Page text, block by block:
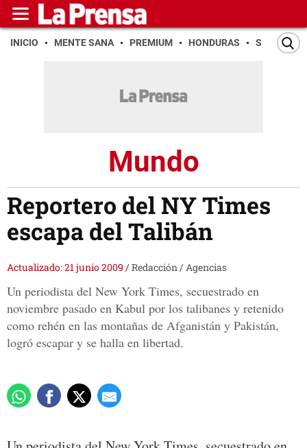
INICIO MENTE SANA PREMIUM HONDURAS SAN PEDRO
Mundo
Reportero del NY Times
escapa del Talibán
Actualizado: 21 junio 2009 /Redacción / Agencias
Un periodista del New York Times, secuestrado en
noviembre pasado en Kabul por los talibanes y retenido
como rehén en las montañas de Afganistán y Pakistán,
logró escapar y se halla en libertad.